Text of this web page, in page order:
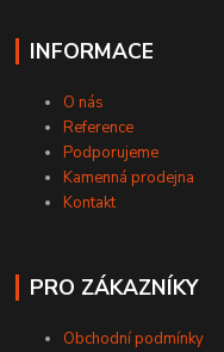
INFORMACE
O nás
Reference
Podporujeme
Kamenná prodejna
Kontakt
PRO ZÁKAZNÍKY
Obchodní podmínky